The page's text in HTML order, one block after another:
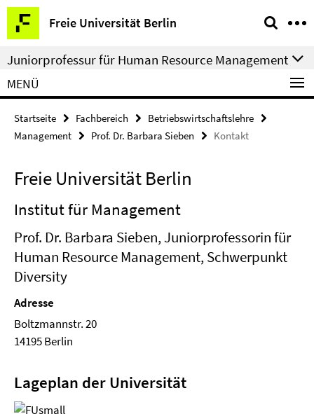
Springe
direkt
zu
Inhalt
Freie Universität Berlin
Service-
Navigation
Juniorprofessur für Human Resource Management
MENÜ
Startseite Fachbereich
Betriebswirtschaftslehre
Management
Prof. Dr. Barbara Sieben Kontakt
Freie Universität Berlin
Institut für Management
Prof. Dr. Barbara Sieben, Juniorprofessorin für
Human Resource Management, Schwerpunkt
Diversity
Adresse
Boltzmannstr. 20
14195 Berlin
Lageplan der Universität